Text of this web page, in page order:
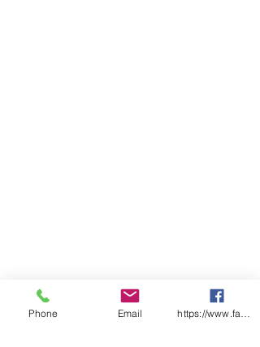
Phone Email